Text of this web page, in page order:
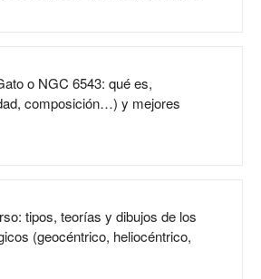
o NGC 6543: qué es,
composición…) y mejores
tipos, teorías y dibujos de los
(geocéntrico, heliocéntrico,